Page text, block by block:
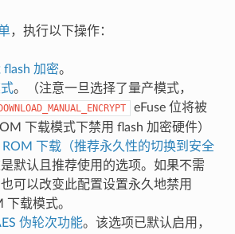
，执行以下操作：
flash 加密。
。（注意一旦选择了量产模式，
eFuse 位将被
下载模式下禁用 flash 加密硬件）
ROM 下载（推荐永久性的切换到安全
默认且推荐使用的选项。如果不需
可以改变此配置设置永久地禁用
下载模式。
伪轮次功能。该选项已默认启用，